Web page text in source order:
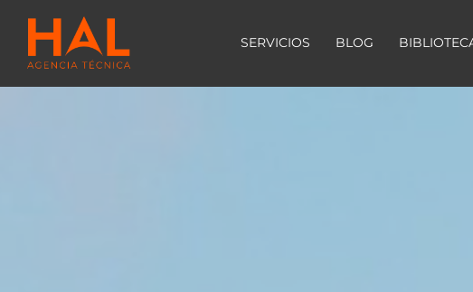
SERVICIOS BLOG